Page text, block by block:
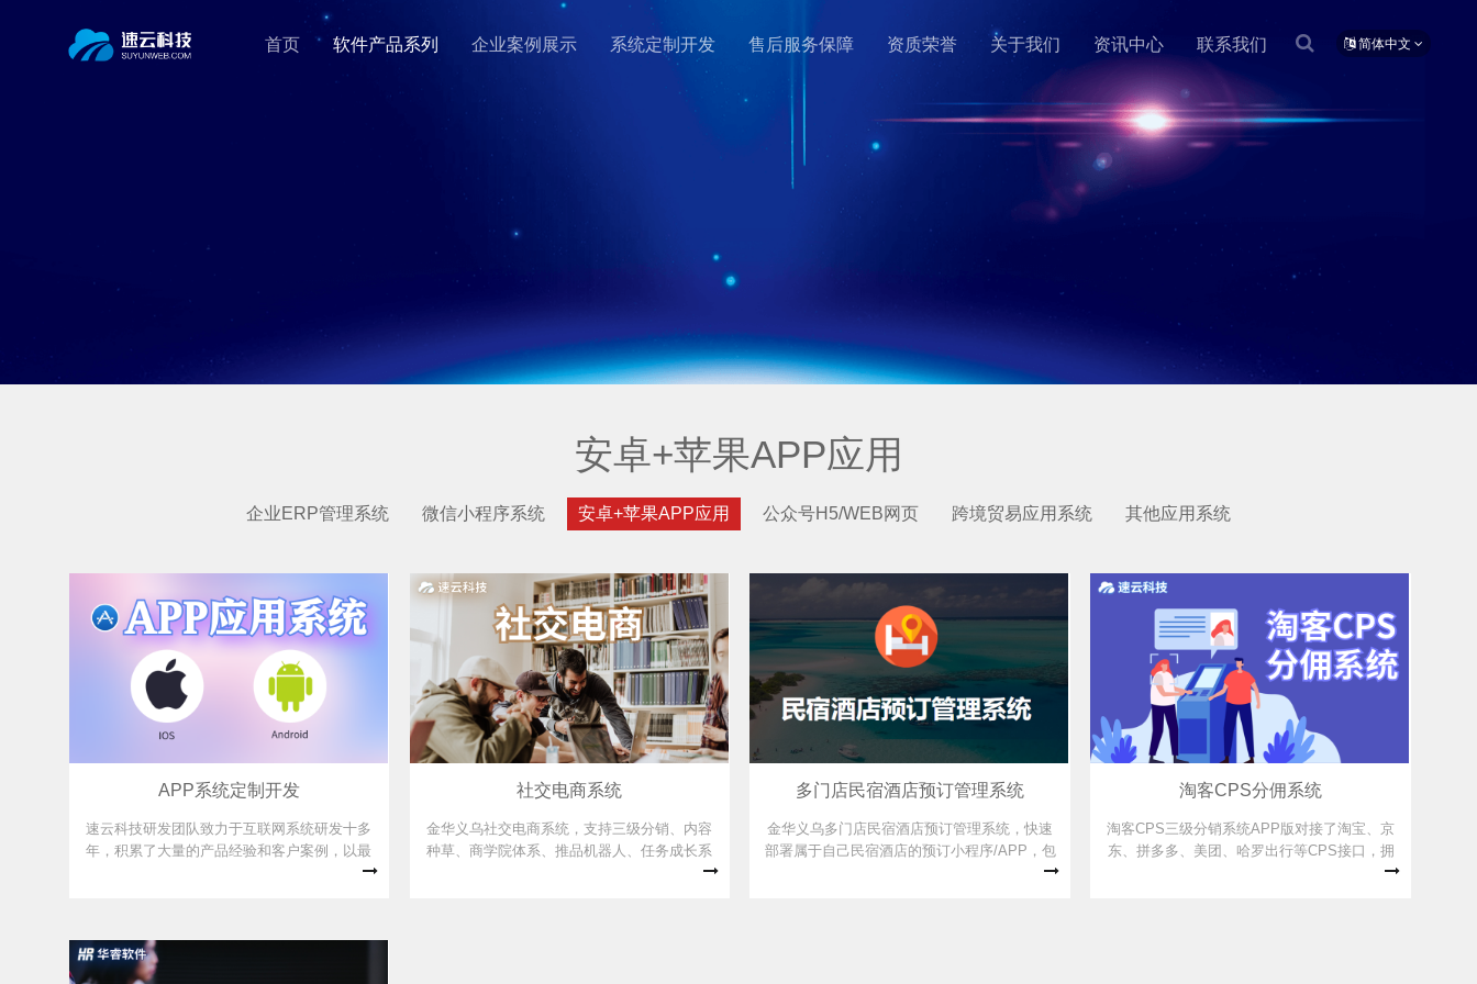
简体中文
首页 软件产品系列 企业案例展示 系统定制开发 售后服务保障 资质荣誉 关于我们 资讯中心 联系我们
安卓+苹果APP应用
企业ERP管理系统 微信小程序系统 安卓+苹果APP应用 公众号H5/WEB网页 跨境贸易应用系统 其他应用系统
APP系统定制开发
速云科技研发团队致力于互联网系统研发十多
年，积累了大量的产品经验和客户案例，以最
小的投资为您快速搭建自己APP应用系统。服
社交电商系统
金华义乌社交电商系统，支持三级分销、内容
种草、商学院体系、推品机器人、任务成长系
统、多商家多仓储结算等，销售热线：0579-
多门店民宿酒店预订管理系统
金华义乌多门店民宿酒店预订管理系统，快速
部署属于自己民宿酒店的预订小程序/APP，包
含预订、退房、WIFI连接、吐槽、周边信息等
淘客CPS分佣系统
淘客CPS三级分销系统APP版对接了淘宝、京
东、拼多多、美团、哈罗出行等CPS接口，拥
有两级的用户裂变和自动发佣体系，销售热